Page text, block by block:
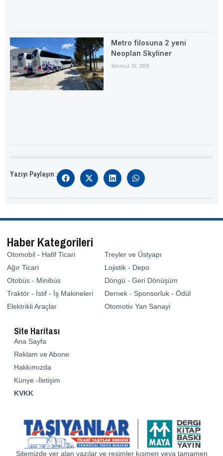
Metro filosuna 2 yeni
Neoplan Skyliner
Temmuz 30, 2026
Yazıyı Paylaşın :
Haber Kategorileri
Otomobil - Hafif Ticari
Ağır Ticari
Otobüs - Minibüs
Traktör - İstif - İş Makineleri
Elektrikli Araçlar
Treyler ve Üstyapı
Lojistik - Depo
Döngü - Geri Dönüşüm
Dernek - Sponsorluk - Ödül
Otomotiv Yan Sanayi
Site Haritası
Ana Sayfa
Reklam ve Abone
Hakkımızda
Künye -İletişim
KVKK
Sitemizde yer alan yazılar ve resimler kısmen veya tamamen